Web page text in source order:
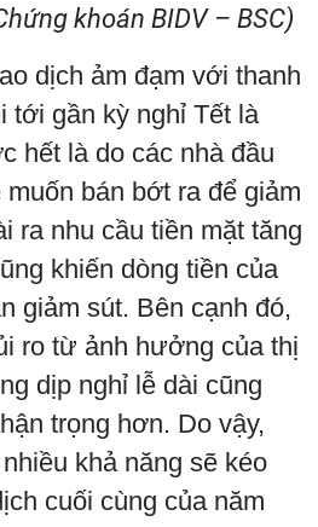
khoán BIDV – BSC)
dịch ảm đạm với thanh
tới gần kỳ nghỉ Tết là
hết là do các nhà đầu
bán bớt ra để giảm
ra nhu cầu tiền mặt tăng
khiến dòng tiền của
giảm sút. Bên cạnh đó,
ro từ ảnh hưởng của thị
dịp nghỉ lễ dài cũng
trọng hơn. Do vậy,
khả năng sẽ kéo
cuối cùng của năm